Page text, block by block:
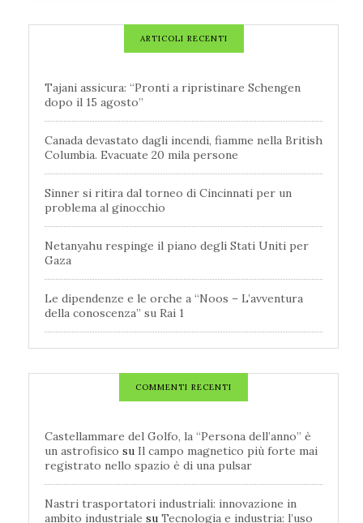
ARTICOLI RECENTI
Tajani assicura: “Pronti a ripristinare Schengen
dopo il 15 agosto”
Canada devastato dagli incendi, fiamme nella British
Columbia. Evacuate 20 mila persone
Sinner si ritira dal torneo di Cincinnati per un
problema al ginocchio
Netanyahu respinge il piano degli Stati Uniti per
Gaza
Le dipendenze e le orche a “Noos – L’avventura
della conoscenza” su Rai 1
COMMENTI RECENTI
Castellammare del Golfo, la “Persona dell’anno” è
un astrofisico su Il campo magnetico più forte mai
registrato nello spazio è di una pulsar
Nastri trasportatori industriali: innovazione in
ambito industriale su Tecnologia e industria: l’uso